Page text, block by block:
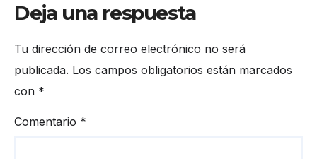
Deja una respuesta
Tu dirección de correo electrónico no será
publicada. Los campos obligatorios están marcados
con *
Comentario *